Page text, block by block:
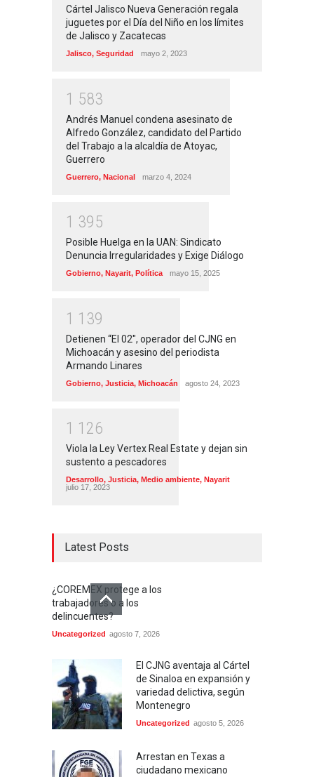
Cártel Jalisco Nueva Generación regala
juguetes por el Día del Niño en los límites
de Jalisco y Zacatecas
Jalisco, Seguridad mayo 2, 2023
1 583
Andrés Manuel condena asesinato de
Alfredo González, candidato del Partido
del Trabajo a la alcaldía de Atoyac,
Guerrero
Guerrero, Nacional marzo 4, 2024
1 395
Posible Huelga en la UAN: Sindicato
Denuncia Irregularidades y Exige Diálogo
Gobierno, Nayarit, Política mayo 15, 2025
1 1 39
Detienen “El 02″, operador del CJNG en
Michoacán y asesino del periodista
Armando Linares
Gobierno, Justicia, Michoacán agosto 24, 2023
1 1 26
Viola la Ley Vertex Real Estate y dejan sin
sustento a pescadores
Desarrollo, Justicia, Medio ambiente, Nayarit
julio 17, 2023
Latest Posts
¿COREMEX protege a los
trabajadores o a los
delincuentes?
Uncategorized agosto 7, 2026
El CJNG aventaja al Cártel
de Sinaloa en expansión y
variedad delictiva, según
Montenegro
Uncategorized agosto 5, 2026
Arrestan en Texas a
ciudadano mexicano